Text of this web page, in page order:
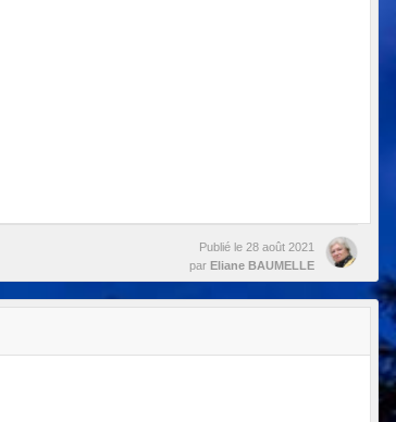
Publié le 28 août 2021
par Eliane BAUMELLE